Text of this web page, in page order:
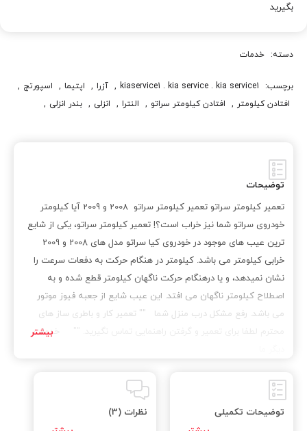
بگیرید
دسته: خدمات
برچسب: kiaservice1 . kia service . kia service1
, آزرا , اپتيما , اسپورتج ,
افتادن کيلومتر , افتادن کيلومتر سراتو , النترا , انزلی , بندر انزلی ,
تعمیر کیلومتر سراتو
خرابي کيلومتر سراتو
دليل افتادن ناگهاني کيلومتر سراتو
کادنزا , کار نکردن کيلومتر , کار نکردن کيلومتر سراتو , کيا , کيا اپتيما
کيا اسپورتج , کيا پيکانتو , کيا سراتو , کيا سرويس , کيا سرويس 1 ,
کيا سرويس وان
, کيا سورنتو , کيا کادنزا , کيا موتور , کيا موهاوي
کيلومتر , کيلومتر سراتو , گیلان , لاهیجان , موهاوي , موهاوي 6 سيلندر
موهاوي 8 سيلندر , موهاوي شش سيلندر , موهاوي هشت سيلندر
هيوندا , هيوندا آزرا , هيوندا اکسنت , هيوندا النترا , هيوندا جنسيس
هيوندا جنسيس کوپه
, هيوندا سوناتا هيوندا ورنا , هيونداي ,
هيونداي وراکروز
توضیحات
تعمیر کیلومتر سراتو تعمیر کیلومتر سراتو 2008 و 2009 آیا کیلومتر
خودروی سراتو شما نیز خراب است؟! تعمیر کیلومتر سراتو، یکی از شایع
ترین عیب های موجود در خودروی کیا سراتو مدل های 2008 و 2009
خرابی کیلومتر می باشد. کیلومتر در هنگام حرکت به دفعات سرعت را
نشان نمیدهد، و یا درهنگام حرکت ناگهان کیلومتر قطع شده و به
اصطلاح کیلومتر ناگهان می افتد. این عیب شایع از جعبه فیوز موتور
می باشد. رفع مشکل درب منزل شما "" تعمیر کار و باطری ساز های
محترم لطفا برای تعمیر و گرفتن راهنمایی تماس نگیرید. "" خدمات
توضیحات تکمیلی نظرات (3)